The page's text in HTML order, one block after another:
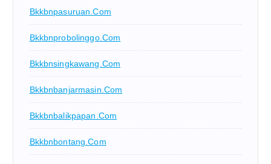
Bkkbnpasuruan.com
Bkkbnprobolinggo.com
Bkkbnsingkawang.com
Bkkbnbanjarmasin.com
Bkkbnbalikpapan.com
Bkkbnbontang.com